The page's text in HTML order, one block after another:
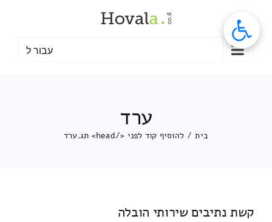
עבור ל
ערד
בית / להוסיף קוד לפני </head> תג. ערד
קשת נתיבים שירותי הובלה